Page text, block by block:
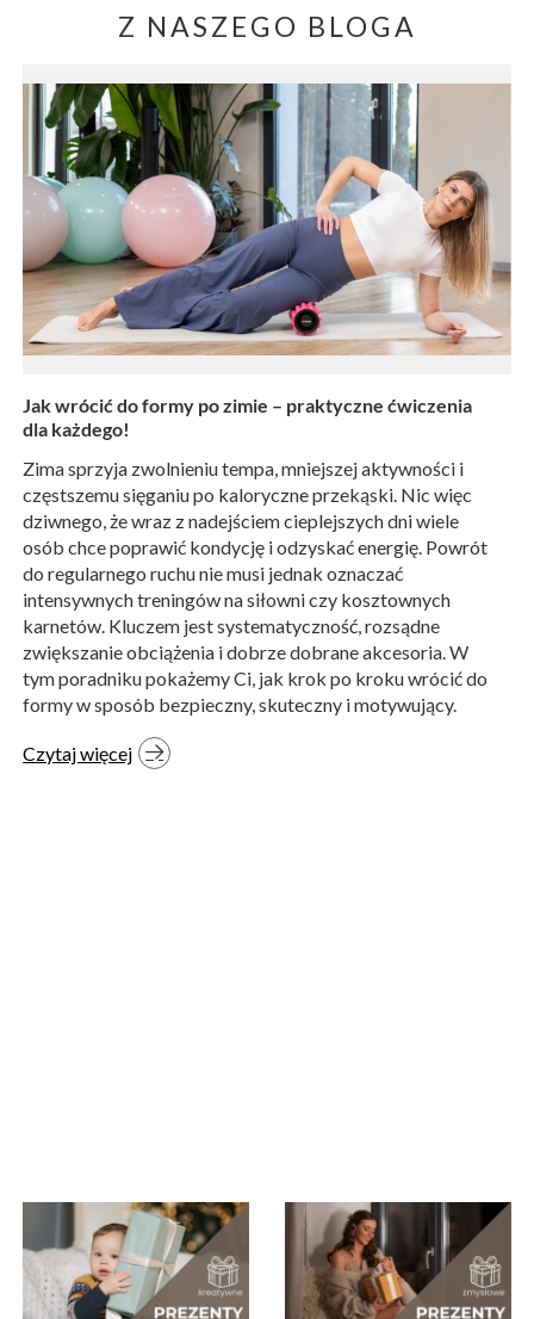
Z NASZEGO BLOGA
Jak wrócić do formy po zimie – praktyczne ćwiczenia
dla każdego!
Zima sprzyja zwolnieniu tempa, mniejszej aktywności i
częstszemu sięganiu po kaloryczne przekąski. Nic więc
dziwnego, że wraz z nadejściem cieplejszych dni wiele
osób chce poprawić kondycję i odzyskać energię. Powrót
do regularnego ruchu nie musi jednak oznaczać
intensywnych treningów na siłowni czy kosztownych
karnetów. Kluczem jest systematyczność, rozsądne
zwiększanie obciążenia i dobrze dobrane akcesoria. W
tym poradniku pokażemy Ci, jak krok po kroku wrócić do
formy w sposób bezpieczny, skuteczny i motywujący.
Czytaj więcej